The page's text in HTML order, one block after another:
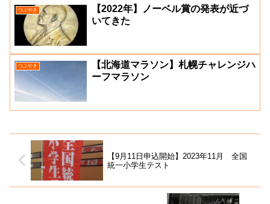
つぶやき
【2022年】ノーベル賞の発表が近づ
いてきた
つぶやき
【北海道マラソン】札幌チャレンジハ
ーフマラソン
【9月11日申込開始】2023年11月 全国
統一小学生テスト